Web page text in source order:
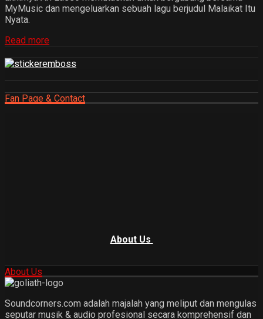
MyMusic dan mengeluarkan sebuah lagu berjudul Malaikat Itu
Nyata.
Read more
Fan Page & Contact
About Us
About Us
Soundcorners.com adalah majalah yang meliput dan mengulas
seputar musik & audio profesional secara komprehensif dan